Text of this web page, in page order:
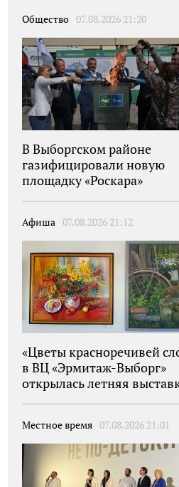
Общество 07.08.2026 21:20
В Выборгском районе
газифицировали новую
площадку «Роскара»
Афиша 07.08.2026 21:12
«Цветы красноречивей
в ВЦ «Эрмитаж-Выборг»
открылась летняя
Местное время 07.08.2026 21:01